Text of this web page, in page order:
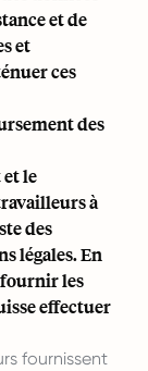
et de
et
ces
des
le
à
des
légales. En
fournir les
effectuer
fournissent